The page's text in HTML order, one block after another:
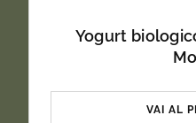
Yogurt
VAI AL